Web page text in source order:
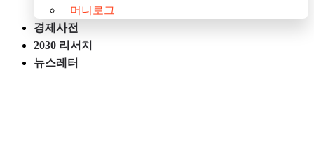
머니로그
경제사전
2030 리서치
뉴스레터